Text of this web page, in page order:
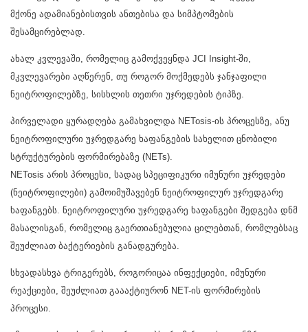
მქონე ადამიანებისთვის ანთებისა და სიმპტომების
შესამცირებლად.
ახალ კვლევაში, რომელიც გამოქვეყნდა JCI Insight-ში,
მკვლევარები აღწერენ, თუ როგორ მოქმედებს ჯანჯაფილი
ნეიტროფილებზე, სისხლის თეთრი უჯრედების ტიპზე.
პირველადი ყურადღება გამახვილდა NETosis-ის პროცესზე, ანუ
ნეიტროფილური უჯრედგარე ხაფანგების სახელით ცნობილი
სტრუქტურების ფორმირებაზე (NETs).
NETosis არის პროცესი, სადაც სპეციფიკური იმუნური უჯრედები
(ნეიტროფილები) გამოიმუშავებენ ნეიტროფილურ უჯრედგარე
ხაფანგებს. ნეიტროფილური უჯრედგარე ხაფანგები შედგება დნმ
მასალისგან, რომელიც გაერთიანებულია ცილებთან, რომლებსაც
შეუძლიათ ბაქტერიების განადგურება.
სხვადასხვა ტრიგერებს, როგორიცაა ინფექციები, იმუნური
რეაქციები, შეუძლიათ გაააქტიურონ NET-ის ფორმირების
პროცესი.